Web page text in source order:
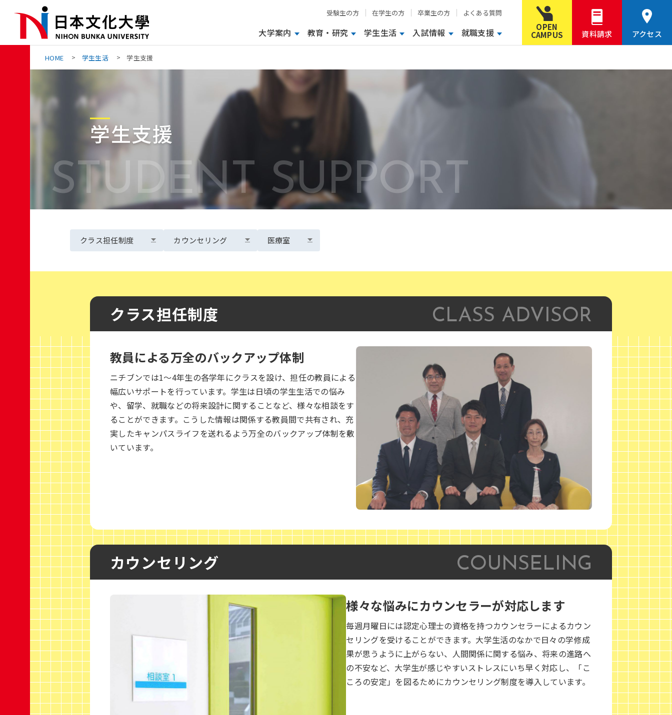
content
受験生の方 在学生の方 卒業生の方 よくある質問
大学案内 教育・研究 学生生活 入試情報 就職支援 OPEN
CAMPUS 資料請求 アクセス
HOME 学生生活 学生支援
学生支援
クラス担任制度 カウンセリング 医療室
クラス担任制度
教員による万全のバックアップ体制
ニチブンでは1～4年生の各学年にクラスを設け、担任の教員による
幅広いサポートを行っています。学生は日頃の学生生活での悩み
や、留学、就職などの将来設計に関することなど、様々な相談をす
ることができます。こうした情報は関係する教員間で共有され、充
実したキャンパスライフを送れるよう万全のバックアップ体制を敷
いています。
カウンセリング
様々な悩みにカウンセラーが対応します
毎週月曜日には認定心理士の資格を持つカウンセラーによるカウン
セリングを受けることができます。大学生活のなかで日々の学修成
果が思うように上がらない、人間関係に関する悩み、将来の進路へ
の不安など、大学生が感じやすいストレスにいち早く対応し、「こ
ころの安定」を図るためにカウンセリング制度を導入しています。